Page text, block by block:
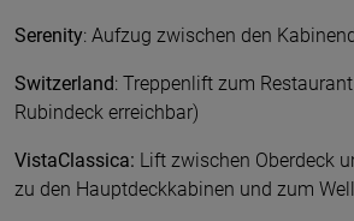
Serenity: Aufzug zwischen den
Switzerland: Treppenlift zum
Rubindeck erreichbar)
VistaClassica: Lift zwischen Oberdeck
zu den Hauptdeckkabinen und zum